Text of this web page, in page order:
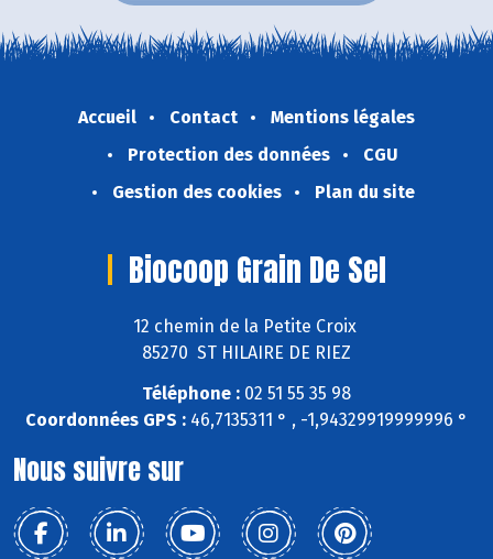
Accueil Contact
Mentions légales
Protection des données
CGU
Gestion des cookies
Plan du site
Biocoop Grain De Sel
12 chemin de la Petite Croix
85270 ST HILAIRE DE RIEZ
Téléphone : 02 51 55 35 98
Coordonnées GPS : 46,7135311 ° , -1,94329919999996 °
Nous suivre sur